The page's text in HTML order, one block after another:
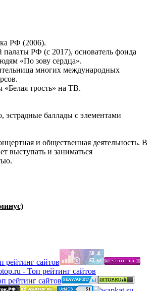
РФ (2006).
РФ (с 2017), основатель фонда
«По зову сердца».
многих международных
трость» на ТВ.
эстрадные баллады с элементами
и общественная деятельность. В
выступать и заниматься